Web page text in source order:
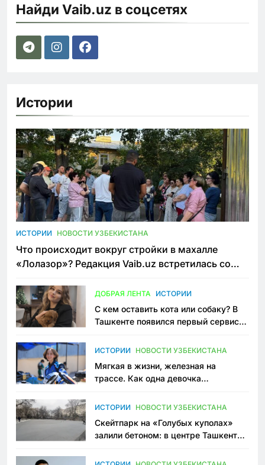
Найди Vaib.uz в соцсетях
Истории
ИСТОРИИ НОВОСТИ УЗБЕКИСТАНА
Что происходит вокруг стройки в махалле
«Лолазор»? Редакция Vaib.uz встретилась со
ДОБРАЯ ЛЕНТА ИСТОРИИ
С кем оставить кота или собаку? В
Ташкенте появился первый сервис
ИСТОРИИ НОВОСТИ УЗБЕКИСТАНА
Мягкая в жизни, железная на
трассе. Как одна девочка
Узбекистане
ИСТОРИИ НОВОСТИ УЗБЕКИСТАНА
Скейтпарк на «Голубых куполах»
залили бетоном: в центре Ташкента
пространство